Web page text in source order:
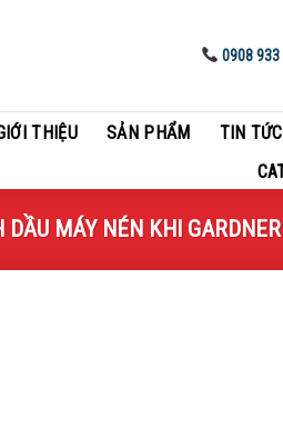
0908 933
THIỆU SẢN PHẨM TIN TỨC
MÁY NÉN KHI